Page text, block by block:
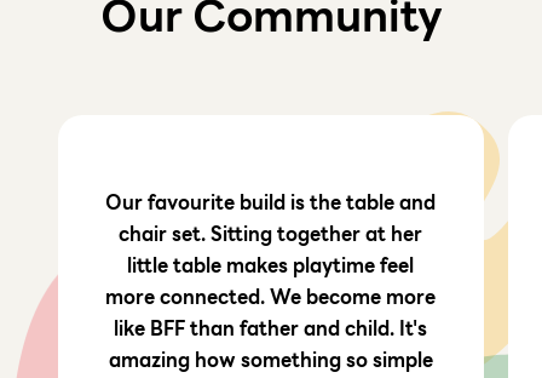
Our Community
Our favourite build is the table and
chair set. Sitting together at her
little table makes playtime feel
more connected. We become more
like BFF than father and child. It's
amazing how something so simple